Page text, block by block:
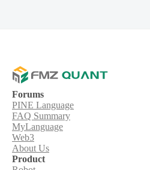
Forums
PINE Language
FAQ Summary
MyLanguage
Web3
About Us
Product